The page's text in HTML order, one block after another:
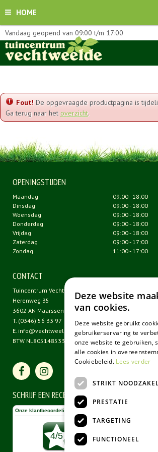
HOME
Vandaag geopend van 09:00 t/m 17:00
Fout! De opgevraagde productpagina is
Ga terug naar het overzicht.
OPENINGSTIJDEN
Maandag
09:00 - 18:00
Dinsdag
09:00 - 18:00
Woensdag
09:00 - 18:00
Donderdag
09:00 - 18:00
Vrijdag
09:00 - 18:00
Zaterdag
09:00 - 17:00
Zondag
11:00 - 17:00
CONTACT
Tuincentrum Vechtweelde
Herenweg 35
3602 AN Maarssen
T. (0346) 56 33 97
E. info@vechtweelde.nl
BTW NL805148533B01
SCHRIJF EEN RECENSIE
Deze website
van cookies.
Deze website gebruikt
gebruikerservaring te
onze website te gebruiken,
alle cookies in
Cookiebeleid. Lees verder
STRIKT
PRESTATIE
TARGETING
FUNCTIONEEL